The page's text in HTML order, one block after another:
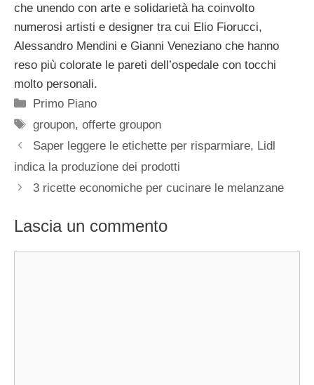
che unendo con arte e solidarietà ha coinvolto
numerosi artisti e designer tra cui Elio Fiorucci,
Alessandro Mendini e Gianni Veneziano che hanno
reso più colorate le pareti dell’ospedale con tocchi
molto personali.
Categorie
Primo Piano
Tag
groupon,offerte groupon
Saper leggere le etichette per risparmiare, Lidl
indica la produzione dei prodotti
3 ricette economiche per cucinare le melanzane
Lascia un commento